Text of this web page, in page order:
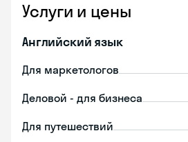
Услуги и цены
Английский язык
Для маркетологов
Деловой - для бизнеса
Для путешествий